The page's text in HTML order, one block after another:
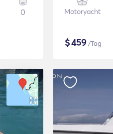
0 Motoryacht
$459/Tag